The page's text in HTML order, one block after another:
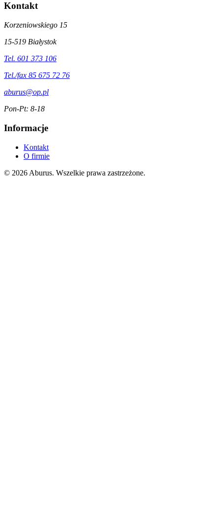
Kontakt
Korzeniowskiego 15
15-519 Białystok
Tel. 601 373 106
Tel./fax 85 675 72 76
aburus@op.pl
Pon-Pt: 8-18
Informacje
Kontakt
O firmie
© 2026 Aburus. Wszelkie prawa zastrzeżone.